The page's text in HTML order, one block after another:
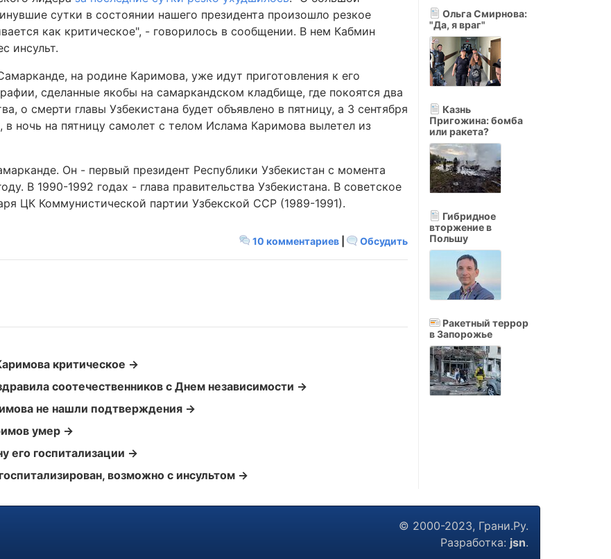
сутки в состоянии нашего президента произошло резкое
как критическое", - говорилось в сообщении. В нем Кабмин
инсульт.
на родине Каримова, уже идут приготовления к его
сделанные якобы на самаркандском кладбище, где покоятся два
о смерти главы Узбекистана будет объявлено в пятницу, а 3 сентября
ночь на пятницу самолет с телом Ислама Каримова вылетел из
Он - первый президент Республики Узбекистан с момента
В 1990-1992 годах - глава правительства Узбекистана. В советское
ЦК Коммунистической партии Узбекской ССР (1989-1991).
10 комментариев Обсудить
критическое →
соотечественников с Днем независимости →
не нашли подтверждения →
умер →
его госпитализации →
возможно с инсультом →
Ольга Смирнова:
"Да, я враг"
Казнь
Пригожина: бомба
или ракета?
Гибридное
вторжение в
Польшу
Ракетный террор
в Запорожье
© 2000-2023, Грани.Ру.
Разработка: jsn.